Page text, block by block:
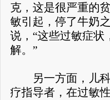
克，这是很严重的
敏引起，停了牛奶
说，“这些过敏症状
解。”
另一方面，儿科
疗指导者，在过敏